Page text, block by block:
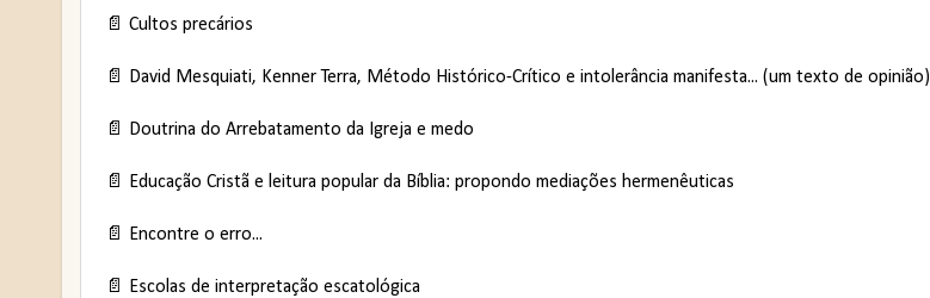
📄 Cultos precários
📄 David Mesquiati, Kenner Terra, Método Histórico-Crítico e intolerância manifesta... (um texto de opinião)
📄 Doutrina do Arrebatamento da Igreja e medo
📄 Educação Cristã e leitura popular da Bíblia: propondo mediações hermenêuticas
📄 Encontre o erro...
📄 Escolas de interpretação escatológica